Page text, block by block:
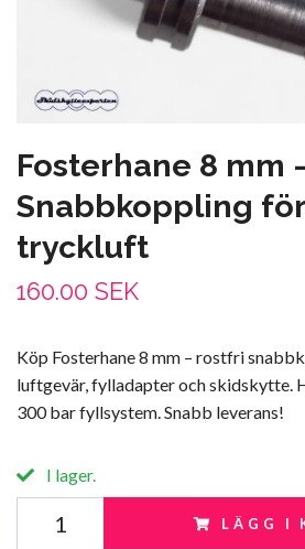
Fosterhane 8 mm
Snabbkoppling för
tryckluft
160.00 SEK
Köp Fosterhane 8 mm – rostfri
luftgevär, fylladapter och skidskytte.
300 bar fyllsystem. Snabb leverans!
I lager.
LÄGG I